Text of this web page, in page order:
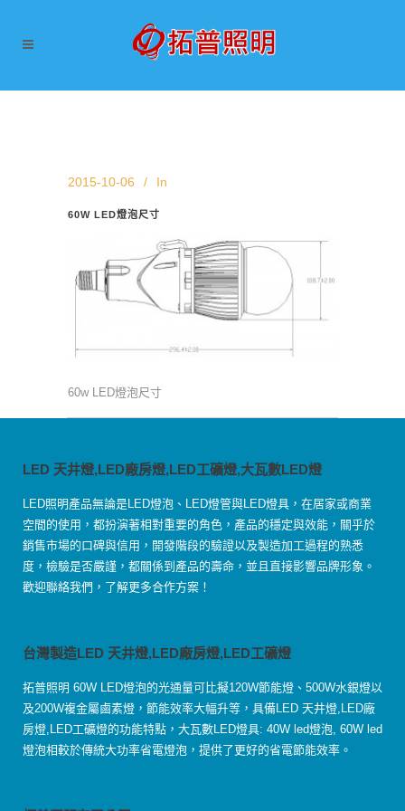
2015-10-06 In
60W LED燈泡尺寸
60w LED燈泡尺寸
LED 天井燈,LED廠房燈,LED工礦燈,大瓦數LED燈
LED照明產品無論是LED燈泡、LED燈管與LED燈具，在居家或商業
空間的使用，都扮演著相對重要的角色，產品的穩定與效能，關乎於
銷售市場的口碑與信用，開發階段的驗證以及製造加工過程的熟悉
度，檢驗是否嚴謹，都關係到產品的壽命，並且直接影響品牌形象。
歡迎聯絡我們，了解更多合作方案！
台灣製造LED 天井燈,LED廠房燈,LED工礦燈
拓普照明 60W LED燈泡的光通量可比擬120W節能燈、500W水銀燈以
及200W複金屬鹵素燈，節能效率大幅升等，具備LED 天井燈,LED廠
房燈,LED工礦燈的功能特點，大瓦數LED燈具: 40W led燈泡, 60W led
燈泡相較於傳統大功率省電燈泡，提供了更好的省電節能效率。